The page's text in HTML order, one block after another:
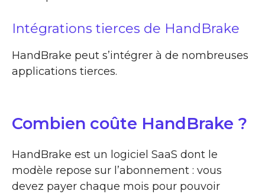
Intégrations tierces de HandBrake
HandBrake peut s’intégrer à de nombreuses
applications tierces.
Combien coûte HandBrake ?
HandBrake est un logiciel SaaS dont le
modèle repose sur l’abonnement : vous
devez payer chaque mois pour pouvoir